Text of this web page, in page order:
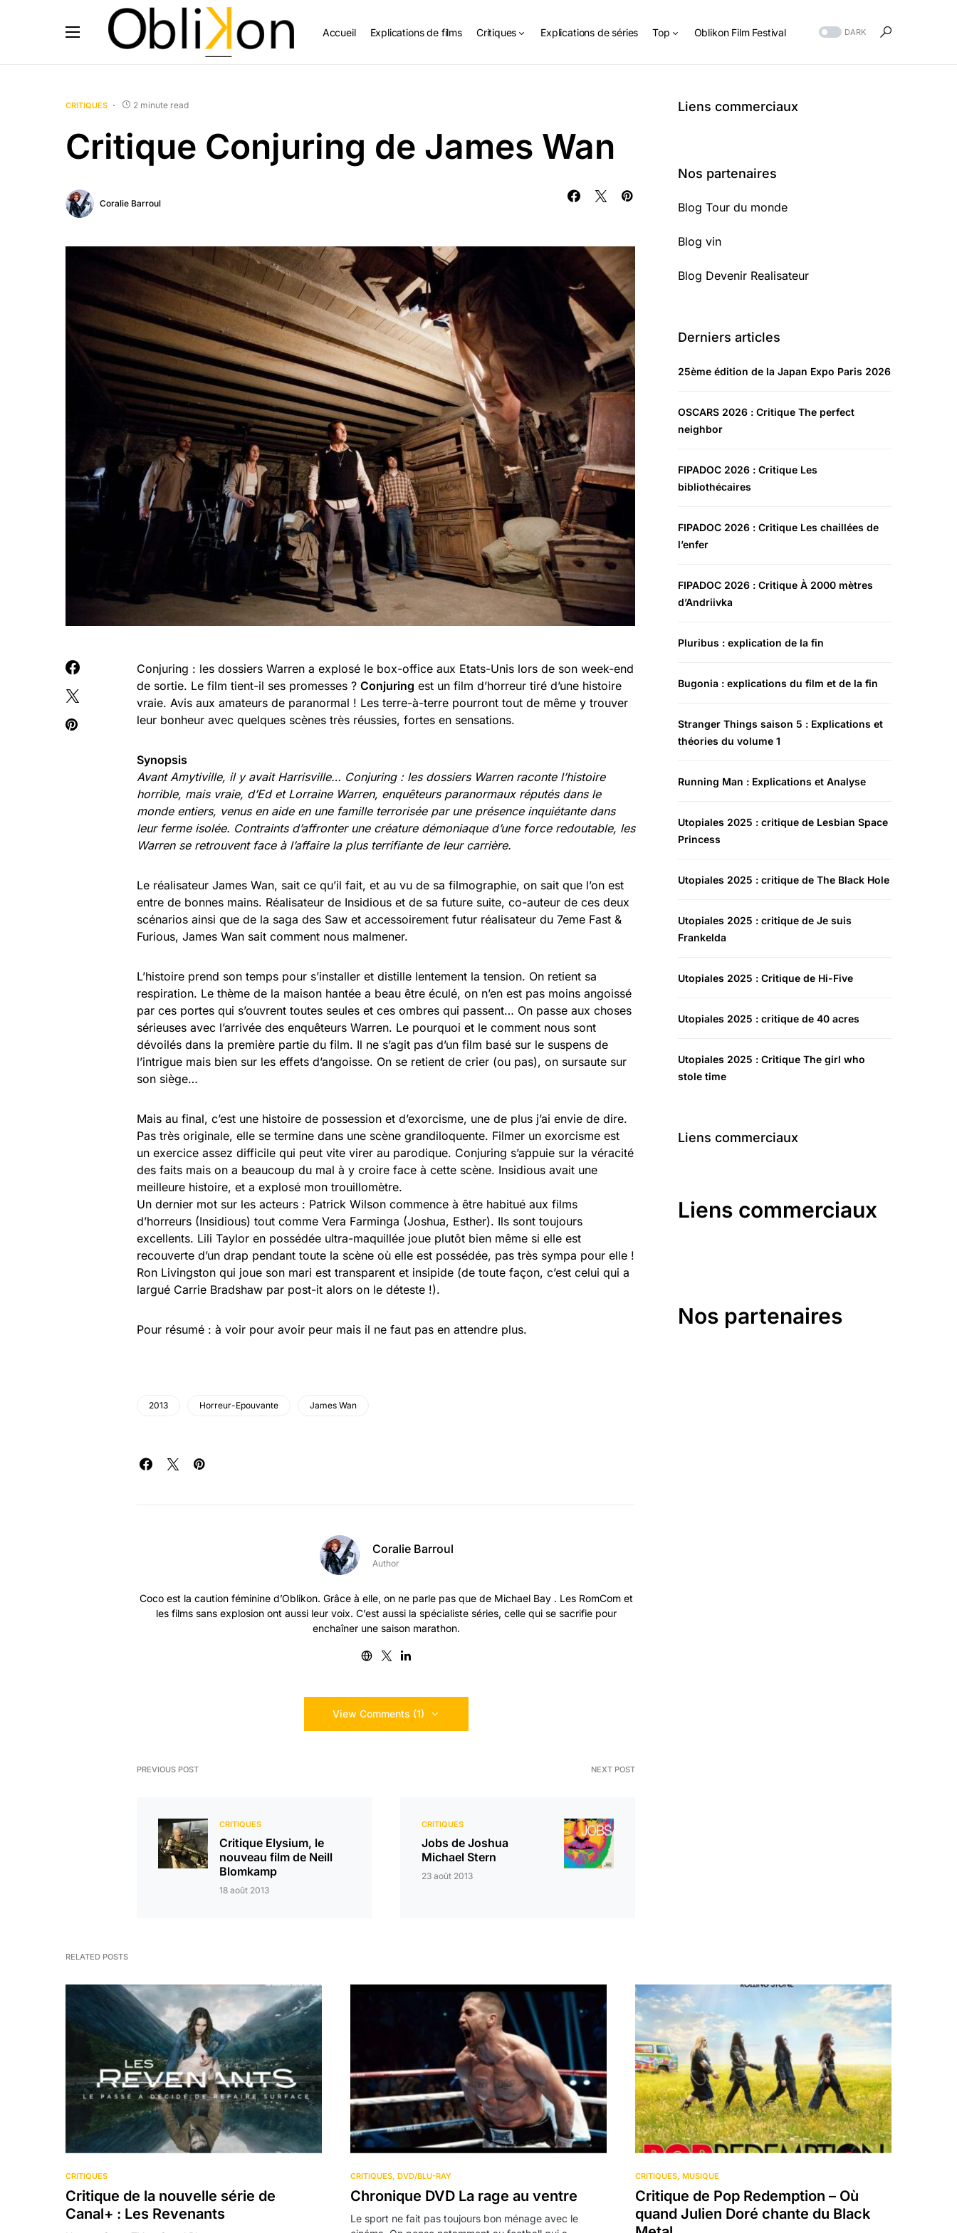
Accueil Explications de films Critiques Explications de séries Top Oblikon Film Festival DARK
CRITIQUES 2 minute read
Critique Conjuring de James Wan
Coralie Barroul
Conjuring : les dossiers Warren a explosé le box-office aux Etats-Unis lors de son week-end
de sortie. Le film tient-il ses promesses ? Conjuring est un film d’horreur tiré d’une histoire
vraie. Avis aux amateurs de paranormal ! Les terre-à-terre pourront tout de même y trouver
leur bonheur avec quelques scènes très réussies, fortes en sensations.
Synopsis
Avant Amytiville, il y avait Harrisville… Conjuring : les dossiers Warren raconte l’histoire
horrible, mais vraie, d’Ed et Lorraine Warren, enquêteurs paranormaux réputés dans le
monde entiers, venus en aide en une famille terrorisée par une présence inquiétante dans
leur ferme isolée. Contraints d’affronter une créature démoniaque d’une force redoutable, les
Warren se retrouvent face à l’affaire la plus terrifiante de leur carrière.
Le réalisateur James Wan, sait ce qu’il fait, et au vu de sa filmographie, on sait que l’on est
entre de bonnes mains. Réalisateur de Insidious et de sa future suite, co-auteur de ces deux
scénarios ainsi que de la saga des Saw et accessoirement futur réalisateur du 7eme Fast &
Furious, James Wan sait comment nous malmener.
L’histoire prend son temps pour s’installer et distille lentement la tension. On retient sa
respiration. Le thème de la maison hantée a beau être éculé, on n’en est pas moins angoissé
par ces portes qui s’ouvrent toutes seules et ces ombres qui passent… On passe aux choses
sérieuses avec l’arrivée des enquêteurs Warren. Le pourquoi et le comment nous sont
dévoilés dans la première partie du film. Il ne s’agit pas d’un film basé sur le suspens de
l’intrigue mais bien sur les effets d’angoisse. On se retient de crier (ou pas), on sursaute sur
son siège…
Mais au final, c’est une histoire de possession et d’exorcisme, une de plus j’ai envie de dire.
Pas très originale, elle se termine dans une scène grandiloquente. Filmer un exorcisme est
un exercice assez difficile qui peut vite virer au parodique. Conjuring s’appuie sur la véracité
des faits mais on a beaucoup du mal à y croire face à cette scène. Insidious avait une
meilleure histoire, et a explosé mon trouillomètre.
Un dernier mot sur les acteurs : Patrick Wilson commence à être habitué aux films
d’horreurs (Insidious) tout comme Vera Farminga (Joshua, Esther). Ils sont toujours
excellents. Lili Taylor en possédée ultra-maquillée joue plutôt bien même si elle est
recouverte d’un drap pendant toute la scène où elle est possédée, pas très sympa pour elle !
Ron Livingston qui joue son mari est transparent et insipide (de toute façon, c’est celui qui a
largué Carrie Bradshaw par post-it alors on le déteste !).
Pour résumé : à voir pour avoir peur mais il ne faut pas en attendre plus.
2013 Horreur-Epouvante James Wan
Coralie Barroul
Author
Coco est la caution féminine d’Oblikon. Grâce à elle, on ne parle pas que de Michael Bay . Les RomCom et
les films sans explosion ont aussi leur voix. C’est aussi la spécialiste séries, celle qui se sacrifie pour
enchaîner une saison marathon.
View Comments (1)
PREVIOUS POST
CRITIQUES
Critique Elysium, le
nouveau film de Neill
Blomkamp
18 août 2013
NEXT POST
CRITIQUES
Jobs de Joshua
Michael Stern
23 août 2013
Liens commerciaux
Nos partenaires
Blog Tour du monde
Blog vin
Blog Devenir Realisateur
Derniers articles
25ème édition de la Japan Expo Paris 2026
OSCARS 2026 : Critique The perfect
neighbor
FIPADOC 2026 : Critique Les
bibliothécaires
FIPADOC 2026 : Critique Les chaillées de
l’enfer
FIPADOC 2026 : Critique À 2000 mètres
d’Andriivka
Pluribus : explication de la fin
Bugonia : explications du film et de la fin
Stranger Things saison 5 : Explications et
théories du volume 1
Running Man : Explications et Analyse
Utopiales 2025 : critique de Lesbian Space
Princess
Utopiales 2025 : critique de The Black Hole
Utopiales 2025 : critique de Je suis
Frankelda
Utopiales 2025 : Critique de Hi-Five
Utopiales 2025 : critique de 40 acres
Utopiales 2025 : Critique The girl who
stole time
Liens commerciaux
Liens commerciaux
Nos partenaires
RELATED POSTS
CRITIQUES
Critique de la nouvelle série de
Canal+ : Les Revenants
CRITIQUES DVD/BLU-RAY
Chronique DVD La rage au ventre
Le sport ne fait pas toujours bon ménage avec le
CRITIQUES MUSIQUE
Critique de Pop Redemption – Où
quand Julien Doré chante du Black